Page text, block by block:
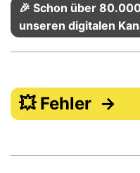
🎉 Schon über
unseren digitalen
💥 Fehler →